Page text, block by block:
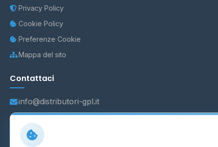
Privacy Policy
Cookie Policy
Preferenze Cookie
Mappa del sito
Contattaci
info@distributori-gpl.it